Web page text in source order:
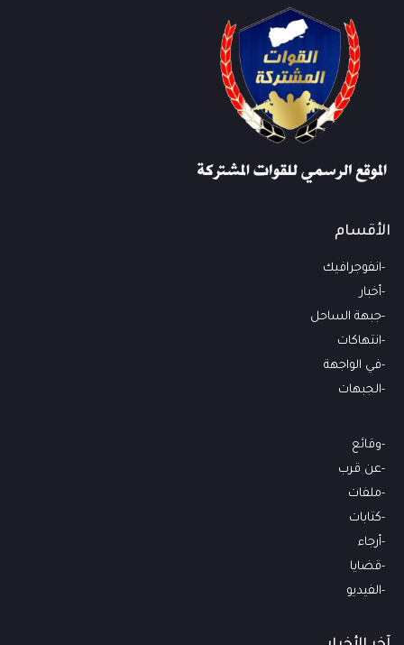
الأقسام
انفوجرافيك
أخبار
جبهة الساحل
انتهاكات
في الواجهة
الجبهات
وقائع
عن قرب
ملفات
كتابات
أرجاء
قضايا
الفيديو